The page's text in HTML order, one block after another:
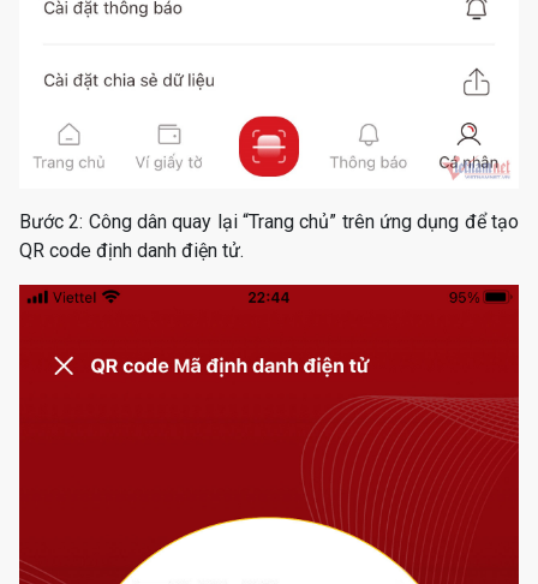
Bước 2: Công dân quay lại “Trang chủ” trên ứng dụng để tạo
QR code định danh điện tử.